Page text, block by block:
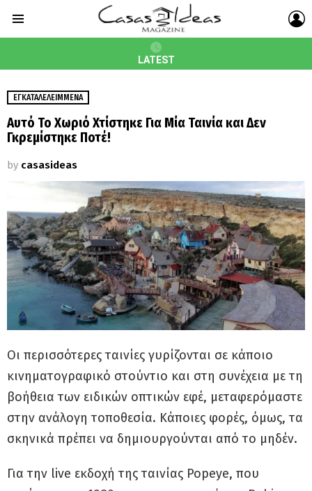
LATEST
ΕΓΚΑΤΑΛΕΛΕΙΜΜΈΝΑ
Αυτό Το Χωριό Χτίστηκε Για Μία Ταινία και Δεν
Γκρεμίστηκε Ποτέ!
by casasideas
Oι περισσότερες ταινίες γυρίζονται σε κάποιο
κινηματογραφικό στούντιο και στη συνέχεια με τη
βοήθεια των ειδικών οπτικών εφέ, μεταφερόμαστε
στην ανάλογη τοποθεσία. Κάποιες φορές, όμως, τα
σκηνικά πρέπει να δημιουργούνται από το μηδέν.
Για την live εκδοχή της ταινίας Popeye, που